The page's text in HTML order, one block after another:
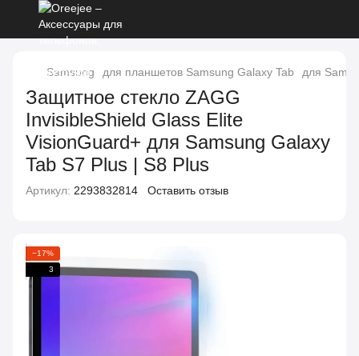
Samsung для планшетов Samsung Galaxy Tab для
Защитное стекло ZAGG
InvisibleShield Glass Elite
VisionGuard+ для Samsung Galaxy
Tab S7 Plus | S8 Plus
Артикул: 2293832814 Оставить отзыв
−17%
3